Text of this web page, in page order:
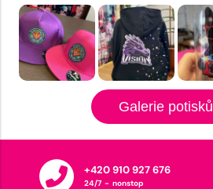
Galerie potisků
+420 910 927 676
24/7 - nonstop